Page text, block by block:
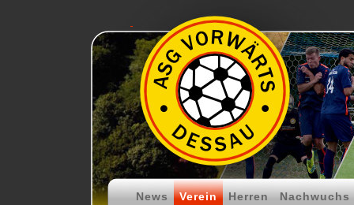
News Verein Herren Nachwuchs